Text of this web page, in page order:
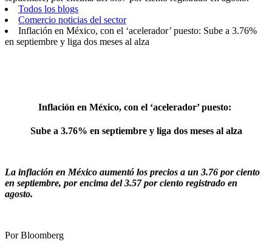
Todos los blogs
Comercio noticias del sector
Inflación en México, con el ‘acelerador’ puesto: Sube a 3.76%
en septiembre y liga dos meses al alza
Inflación en México, con el ‘acelerador’ puesto:
Sube a 3.76% en septiembre y liga dos meses al alza
La inflación en México aumentó los precios a un 3.76 por ciento
en septiembre, por encima del 3.57 por ciento registrado en
agosto.
Por Bloomberg